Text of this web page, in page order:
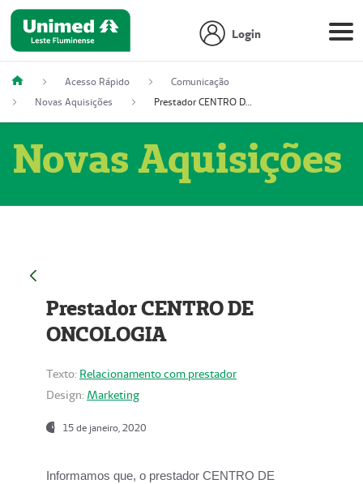
Login
Acesso Rápido
Comunicação
Novas Aquisições
Prestador CENTRO DE ONCOLOGIA
Novas Aquisições
Prestador CENTRO DE
ONCOLOGIA
Texto: Relacionamento com prestador
Design: Marketing
15 de janeiro, 2020
Informamos que, o prestador CENTRO DE